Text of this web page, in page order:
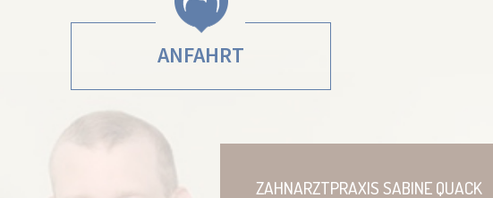
ANFAHRT
ZAHNARZTPRAXIS SABINE QUACK